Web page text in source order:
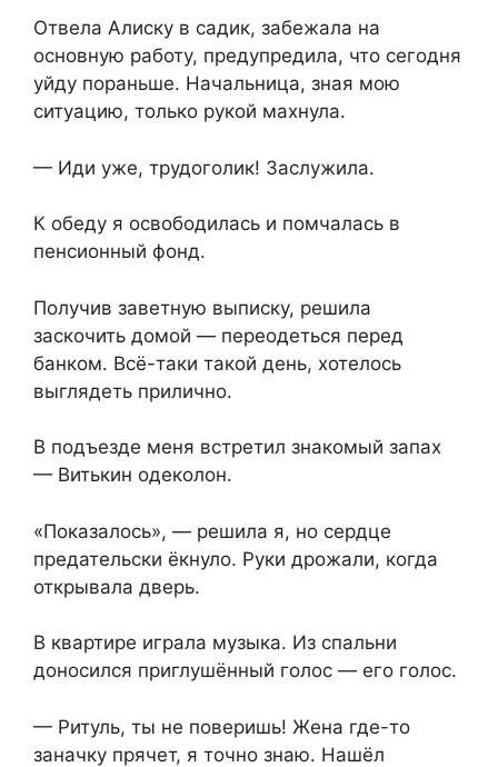
Отвела Алиску в садик, забежала на
основную работу, предупредила, что сегодня
уйду пораньше. Начальница, зная мою
ситуацию, только рукой махнула.
— Иди уже, трудоголик! Заслужила.
К обеду я освободилась и помчалась в
пенсионный фонд.
Получив заветную выписку, решила
заскочить домой — переодеться перед
банком. Всё-таки такой день, хотелось
выглядеть прилично.
В подъезде меня встретил знакомый запах
— Витькин одеколон.
«Показалось», — решила я, но сердце
предательски ёкнуло. Руки дрожали, когда
открывала дверь.
В квартире играла музыка. Из спальни
доносился приглушённый голос — его голос.
— Ритуль, ты не поверишь! Жена где-то
заначку прячет, я точно знаю. Нашёл